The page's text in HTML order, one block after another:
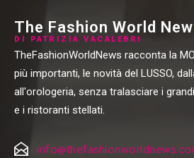
The Fashion World
DI PATRIZIA VACALEBRI
TheFashionWorldNews racconta la
più importanti, le novità del LUSSO,
all'orologeria, senza tralasciare i
e i ristoranti stellati.